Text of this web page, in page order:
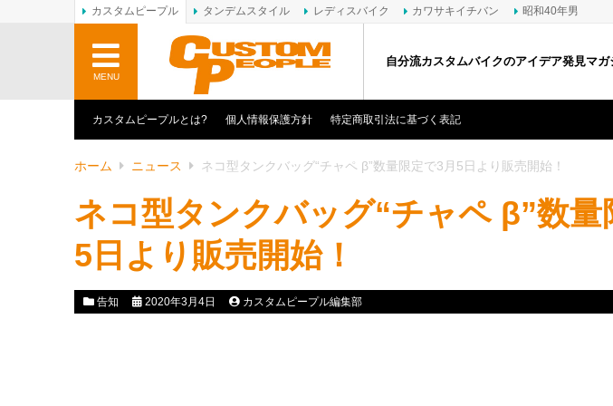
カスタムピープルとは? 個人情報保護方針 特定商取引法に基づく表記
ホーム ニュース ネコ型タンクバッグ“チャペ β”数量限定で3月5日より販売開始！
ネコ型タンクバッグ“チャペ β”数量
5日より販売開始！
告知 2020年3月4日 カスタムピープル編集部
カスタムピープル タンデムスタイル レディスバイク カワサキイチバン 昭和40年男
MENU
自分流カスタムバイクのアイデア発見マガ